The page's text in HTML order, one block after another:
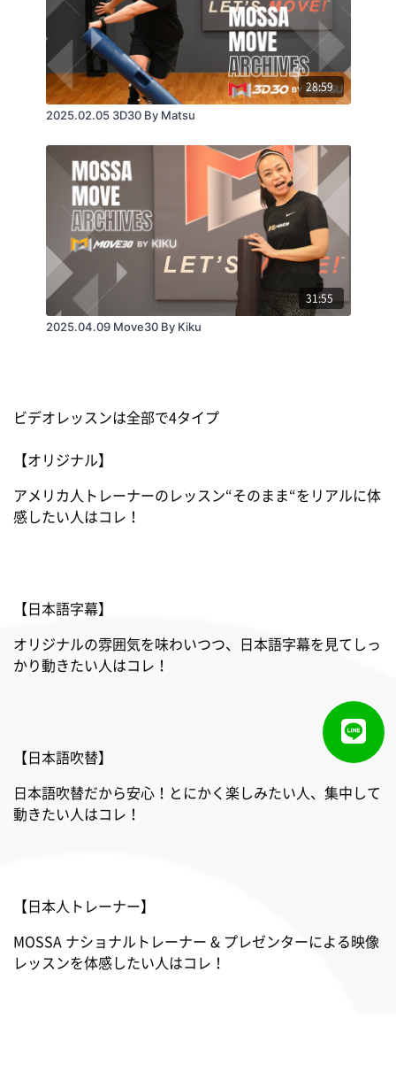
28:59
2025.02.05 3D30 By Matsu
31:55
2025.04.09 Move30 By Kiku
ビデオレッスンは全部で4タイプ
【オリジナル】
アメリカ人トレーナーのレッスン“そのまま“をリアルに体
感したい人はコレ！
【日本語字幕】
オリジナルの雰囲気を味わいつつ、日本語字幕を見てしっ
かり動きたい人はコレ！
【日本語吹替】
日本語吹替だから安心！とにかく楽しみたい人、集中して
動きたい人はコレ！
【日本人トレーナー】
MOSSA ナショナルトレーナー & プレゼンターによる映像
レッスンを体感したい人はコレ！